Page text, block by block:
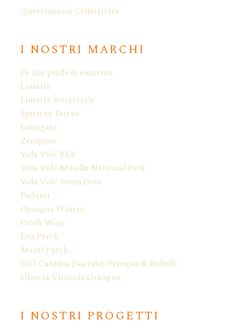
Questionario Collettività
I NOSTRI MARCHI
Pé nin perde la sumente
Lunaria
Lunaria Ancestrale
Spiritus Terrae
Lunagaia
Zeropuro
Vola Volé BEE
Vola Volé Maiella National Park
Vola Volé Seven Dots
Padami
Orsogna Winery
Patch Wine
Eva Patch
Mami Patch
BIO Cantina {Sociale} Orsogna & Babalù
Olearia Vinicola Orsogna
I NOSTRI PROGETTI